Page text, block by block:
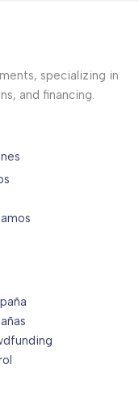
specializing in
and financing.